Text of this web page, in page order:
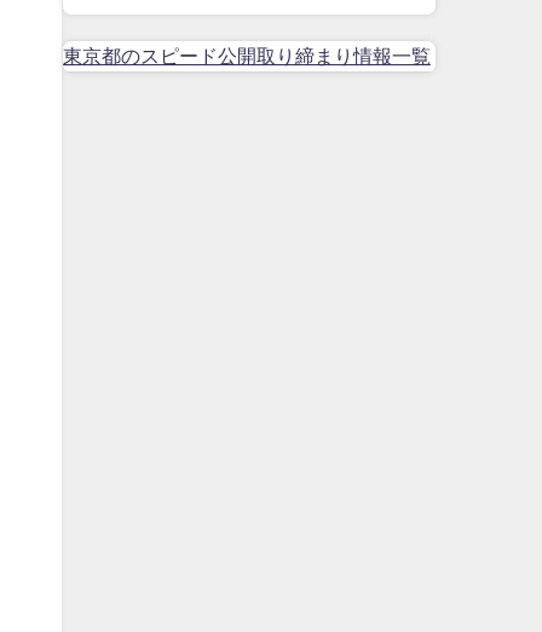
東京都のスピード公開取り締まり情報一覧